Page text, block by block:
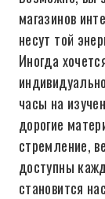
магазинов
несут той
Иногда
часы на
дорогие
стремление,
доступны
становится